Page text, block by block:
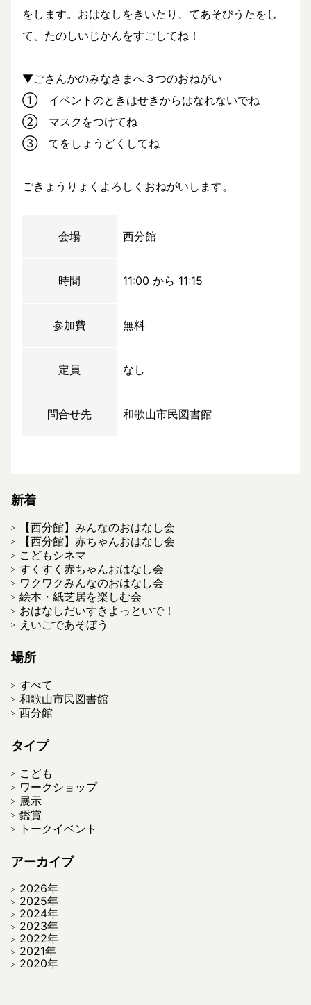
をします。おはなしをきいたり、てあそびうたをし
て、たのしいじかんをすごしてね！
▼ごさんかのみなさまへ３つのおねがい
① イベントのときはせきからはなれないでね
② マスクをつけてね
③ てをしょうどくしてね
ごきょうりょくよろしくおねがいします。
会場 西分館
時間 11:00 から 11:15
参加費 無料
定員 なし
問合せ先 和歌山市民図書館
新着
【西分館】みんなのおはなし会
【西分館】赤ちゃんおはなし会
こどもシネマ
すくすく赤ちゃんおはなし会
ワクワクみんなのおはなし会
絵本・紙芝居を楽しむ会
おはなしだいすきよっといで！
えいごであそぼう
場所
すべて
和歌山市民図書館
西分館
タイプ
こども
ワークショップ
展示
鑑賞
トークイベント
アーカイブ
2026年
2025年
2024年
2023年
2022年
2021年
2020年